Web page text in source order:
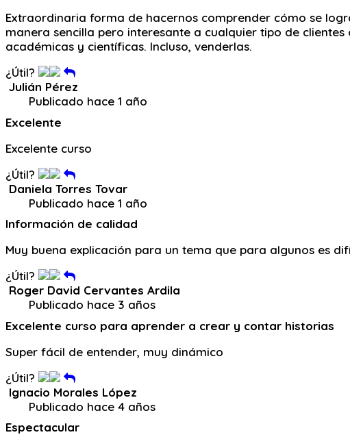
Extraordinaria forma de hacernos comprender cómo se
manera sencilla pero interesante a cualquier tipo de
académicas y científicas. Incluso, venderlas.
¿Útil?
Julián Pérez
Publicado hace 1 año
Excelente
Excelente curso
¿Útil?
Daniela Torres Tovar
Publicado hace 1 año
Información de calidad
Muy buena explicación para un tema que para algunos es
¿Útil?
Roger David Cervantes Ardila
Publicado hace 3 años
Excelente curso para aprender a crear y contar historias
Super fácil de entender, muy dinámico
¿Útil?
Ignacio Morales López
Publicado hace 4 años
Espectacular